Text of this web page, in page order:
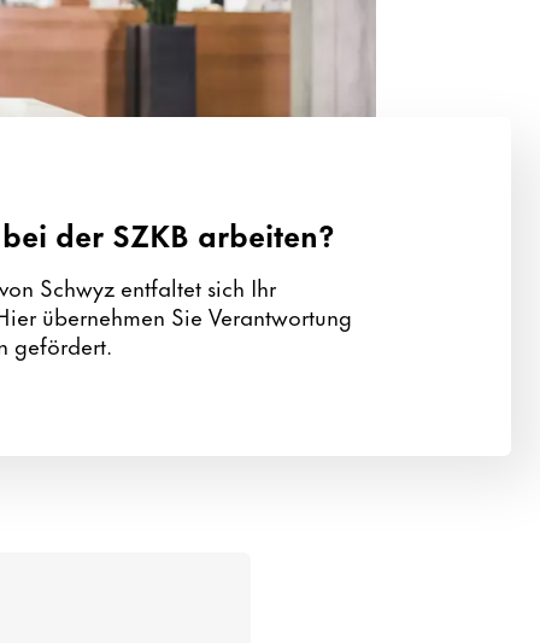
der SZKB arbeiten?
Schwyz entfaltet sich Ihr
übernehmen Sie Verantwortung
gefördert.